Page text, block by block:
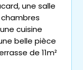
une salle
cuisine
belle pièce
de 11m²